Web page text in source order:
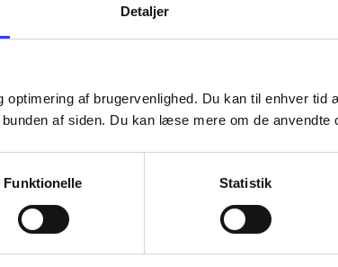
Detaljer
optimering af brugervenlighed. Du kan til enhver
af siden. Du kan læse mere om de anvendte
Funktionelle Statistik